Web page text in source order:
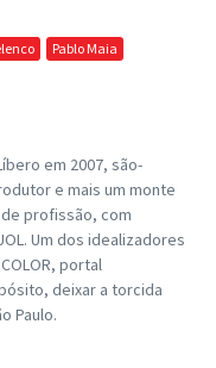
Pablo Maia
em 2007, são-
e mais um monte
profissão, com
Um dos idealizadores
portal
deixar a torcida
Paulo.